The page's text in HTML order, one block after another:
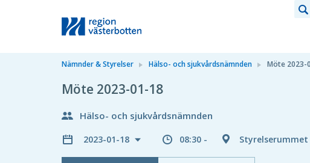
Nämnder & Styrelser Hälso- och sjukvårdsnämnden Möte 2023-
Möte 2023-01-18
Hälso- och sjukvårdsnämnden
2023-01-18 08:30 - Styrelserummet